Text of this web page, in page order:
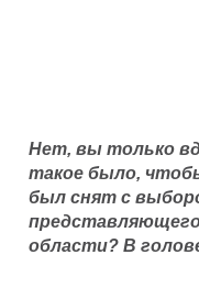
Нет, вы только
такое было,
был снят с
области? В